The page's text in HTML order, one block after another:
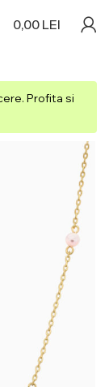
0,00 LEI
Profita si